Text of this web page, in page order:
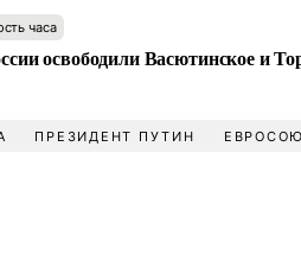
часа
освободили Васютинское и
ПРЕЗИДЕНТ ПУТИН